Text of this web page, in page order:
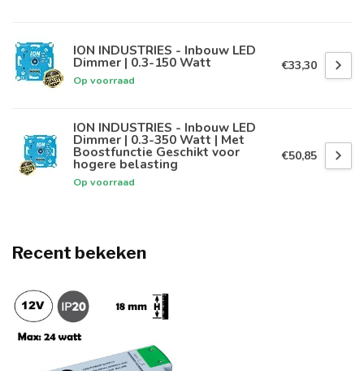
ION INDUSTRIES - Inbouw LED
Dimmer | 0.3-150 Watt
Op voorraad
€33,30
ION INDUSTRIES - Inbouw LED
Dimmer | 0.3-350 Watt | Met
Boostfunctie Geschikt voor
hogere belasting
Op voorraad
€50,85
Recent bekeken